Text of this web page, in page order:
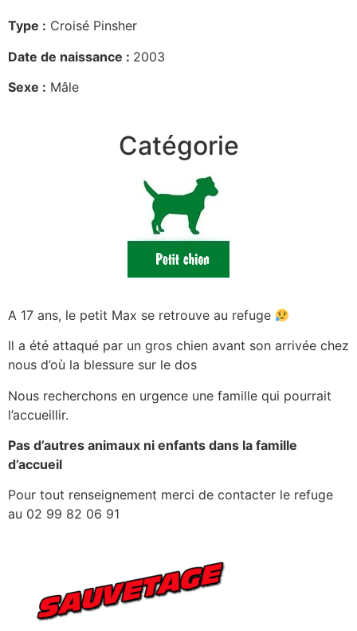
Type : Croisé Pinsher
Date de naissance : 2003
Sexe : Mâle
Catégorie
A 17 ans, le petit Max se retrouve au refuge
Il a été attaqué par un gros chien avant son arrivée chez
nous d’où la blessure sur le dos
Nous recherchons en urgence une famille qui pourrait
l’accueillir.
Pas d’autres animaux ni enfants dans la famille
d’accueil
Pour tout renseignement merci de contacter le refuge
au 02 99 82 06 91